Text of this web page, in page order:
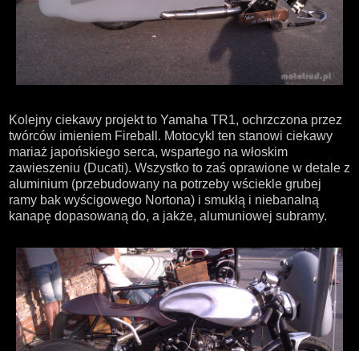
Kolejny ciekawy projekt to Yamaha TR1, ochrzczona przez
twórców imieniem Fireball. Motocykl ten stanowi ciekawy
mariaż japońskiego serca, wspartego na włoskim
zawieszeniu (Ducati). Wszystko to zaś oprawione w detale z
aluminium (przebudowany na potrzeby wściekle grubej
ramy bak wyścigowego Nortona) i smukłą i niebanalną
kanapę dopasowaną do, a jakże, alumuniowej subramy.